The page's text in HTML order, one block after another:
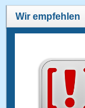
Wir empfehlen